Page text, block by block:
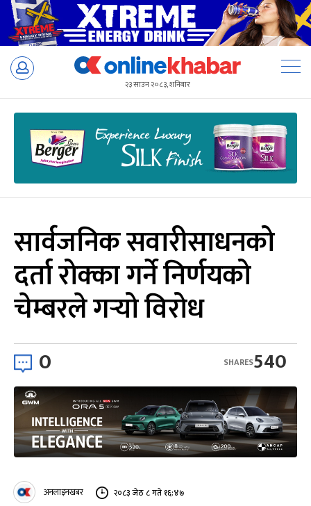
Skip
२३ साउन २०८३, शनिबार
सार्वजनिक सवारीसाधनको
दर्ता रोक्का गर्ने निर्णयको
चेम्बरले गर्‍यो विरोध
0 540
SHARES
अनलाइनखबर २०८३ जेठ ८ गते १६:४७